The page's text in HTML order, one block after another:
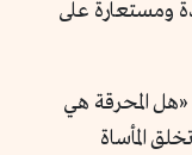
ومستعارة على
المحرقة هي
المأساة